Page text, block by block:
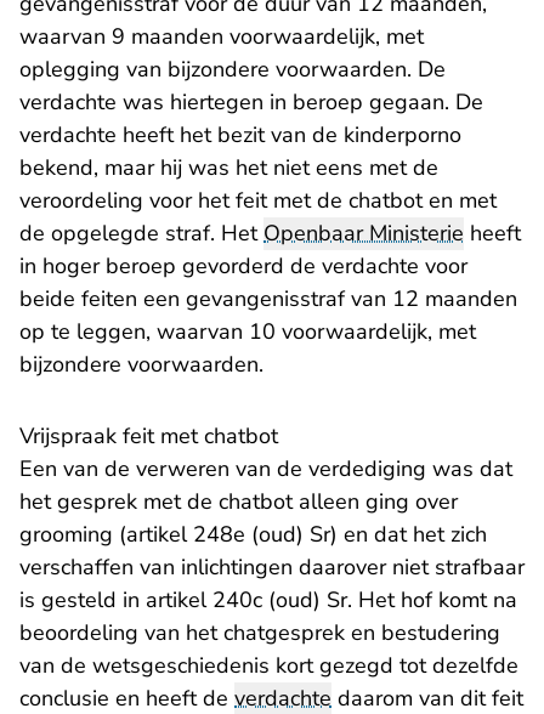
waarvan 9 maanden voorwaardelijk, met
oplegging van bijzondere voorwaarden. De
verdachte was hiertegen in beroep gegaan. De
verdachte heeft het bezit van de kinderporno
bekend, maar hij was het niet eens met de
veroordeling voor het feit met de chatbot en met
de opgelegde straf. HetOpenbaar Ministerie heeft
in hoger beroep gevorderd de verdachte voor
beide feiten een gevangenisstraf van 12 maanden
op te leggen, waarvan 10 voorwaardelijk, met
bijzondere voorwaarden.
Vrijspraak feit met chatbot
Een van de verweren van de verdediging was dat
het gesprek met de chatbot alleen ging over
grooming (artikel 248e (oud) Sr) en dat het zich
verschaffen van inlichtingen daarover niet strafbaar
is gesteld in artikel 240c (oud) Sr. Het hof komt na
beoordeling van het chatgesprek en bestudering
van de wetsgeschiedenis kort gezegd tot dezelfde
conclusie en heeft de verdachte daarom van dit feit